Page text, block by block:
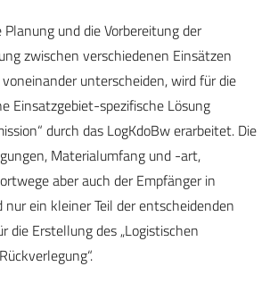
und die Vorbereitung der
zwischen verschiedenen Einsätzen
unterscheiden, wird für die
Einsatzgebiet-spezifische Lösung
durch das LogKdoBw erarbeitet. Die
Materialumfang und -art,
aber auch der Empfänger in
nur ein kleiner Teil der entscheidenden
die Erstellung des „Logistischen